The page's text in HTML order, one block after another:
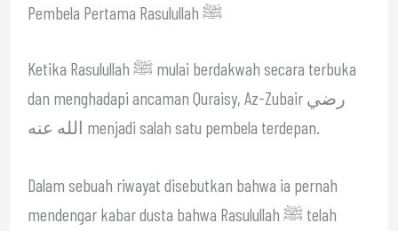
Pembela Pertama Rasulullah ﷺ
Ketika Rasulullah ﷺ mulai berdakwah secara terbuka
dan menghadapi ancaman Quraisy, Az-Zubair رضي
الله عنه menjadi salah satu pembela terdepan.
Dalam sebuah riwayat disebutkan bahwa ia pernah
mendengar kabar dusta bahwa Rasulullah ﷺ telah